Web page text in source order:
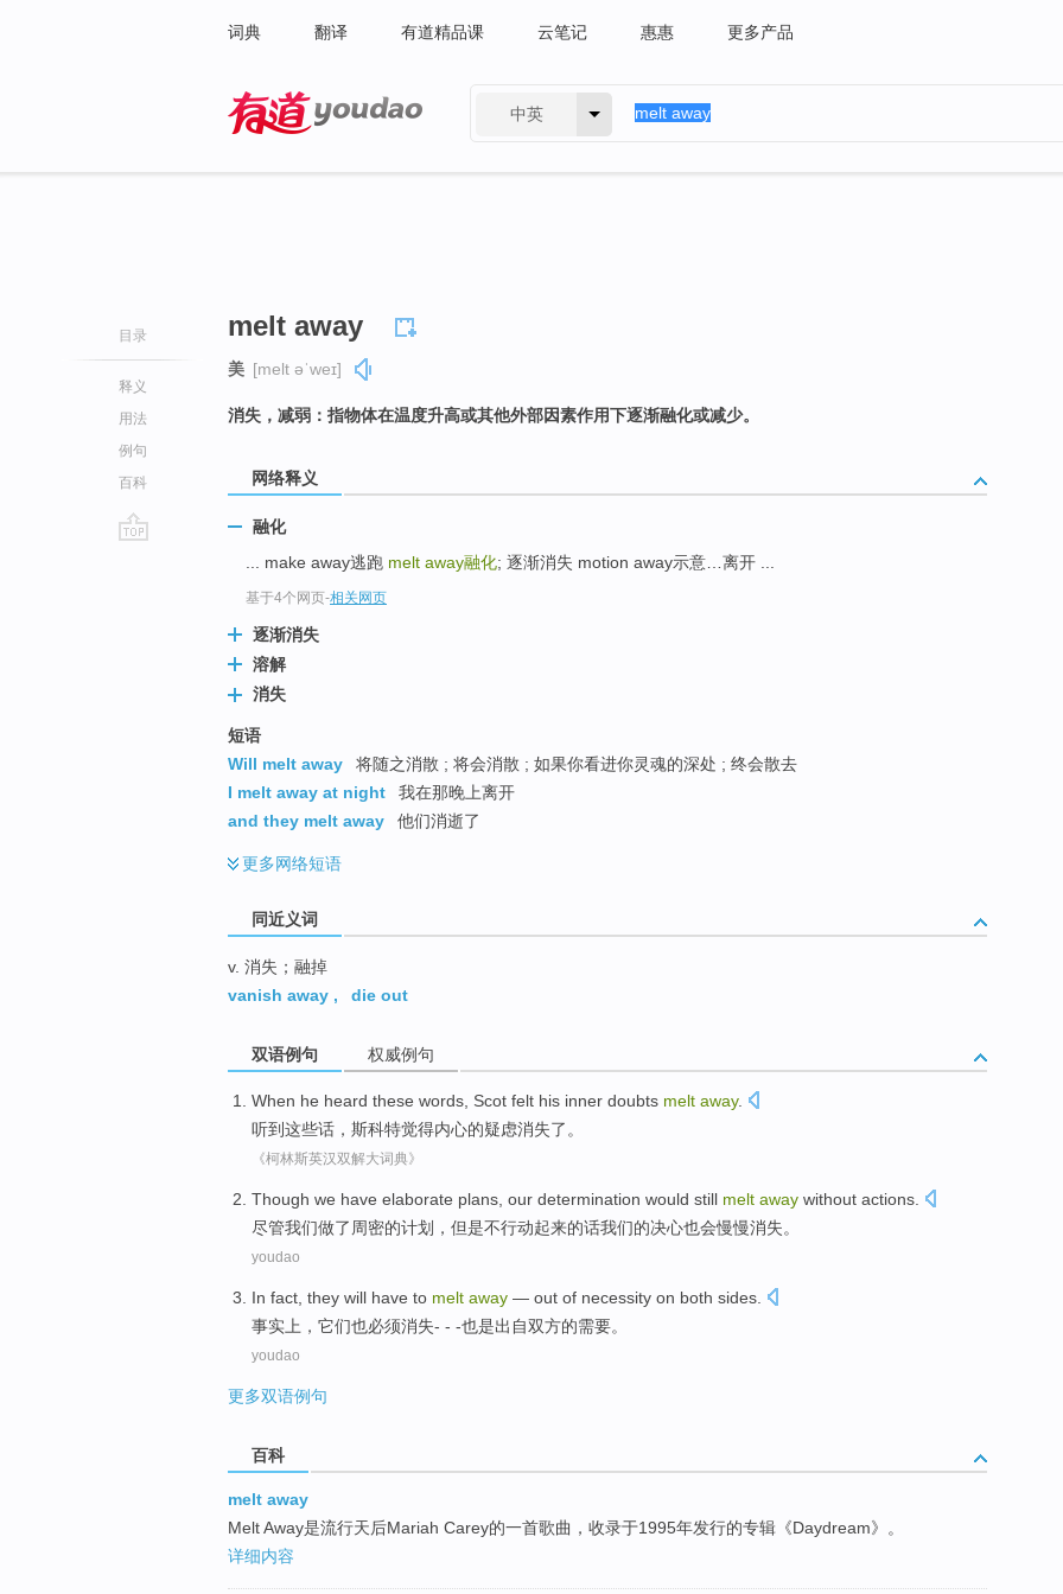
词典 翻译 有道精品课 云笔记 惠惠 更多产品
中英
目录
释义
用法
例句
百科
melt away
美 [melt əˈweɪ]
消失，减弱：指物体在温度升高或其他外部因素作用下逐渐融化或减少。
网络释义
融化
... make away逃跑 melt away融化; 逐渐消失 motion away示意…离开 ...
基于4个网页-相关网页
逐渐消失
溶解
消失
短语
Will melt away
将随之消散 ; 将会消散 ; 如果你看进你灵魂的深处 ; 终会散去
I melt away at night
我在那晚上离开
and they melt away
他们消逝了
更多网络短语
同近义词
v. 消失；融掉
vanish away , die out
双语例句 权威例句
When he heard these words, Scot felt his inner doubts melt away.
听到这些话 ， 斯科特觉得内心的疑虑消失了。
《柯林斯英汉双解大词典》
Though we have elaborate plans our determination would still melt away without actions
尽管我们做了 周密的计划 ，但是不行动起来的话我们的决心也会慢慢消失。
youdao
In fact they will have to melt away — out of necessity on both sides
事实上 ， 它们也必须消失- - -也是出自双方的需要。
youdao
更多双语例句
百科
melt away
Melt Away是流行天后Mariah Carey的一首歌曲，收录于1995年发行的专辑《Daydream》。
详细内容